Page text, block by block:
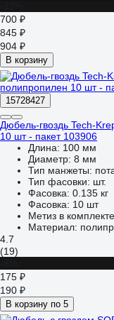
700 ₽
845 ₽
904 ₽
В корзину
15728427
Дюбель-гвоздь Tech-
10 шт - пакет 103906
Длина: 100 мм
Диаметр: 8 мм
Тип манжеты:
Тип фасовки: шт.
Фасовка: 0.135 кг
Фасовка: 10 шт
Метиз в
Материал:
4.7
(19)
175 ₽
190 ₽
В корзину по 5